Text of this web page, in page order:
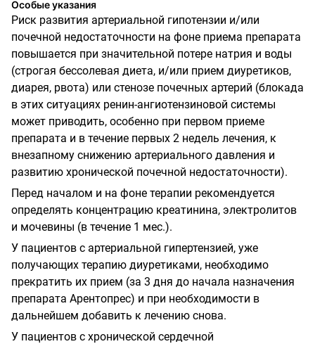
Особые указания
Риск развития артериальной гипотензии и/или
почечной недостаточности на фоне приема препарата
повышается при значительной потере натрия и воды
(строгая бессолевая диета, и/или прием диуретиков,
диарея, рвота) или стенозе почечных артерий (блокада
в этих ситуациях ренин-ангиотензиновой системы
может приводить, особенно при первом приеме
препарата и в течение первых 2 недель лечения, к
внезапному снижению артериального давления и
развитию хронической почечной недостаточности).
Перед началом и на фоне терапии рекомендуется
определять концентрацию креатинина, электролитов
и мочевины (в течение 1 мес.).
У пациентов с артериальной гипертензией, уже
получающих терапию диуретиками, необходимо
прекратить их прием (за 3 дня до начала назначения
препарата Арентопрес) и при необходимости в
дальнейшем добавить к лечению снова.
У пациентов с хронической сердечной